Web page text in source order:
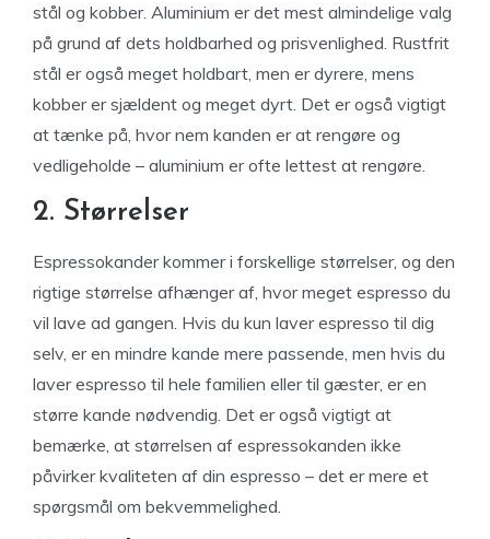
stål og kobber. Aluminium er det mest almindelige valg
på grund af dets holdbarhed og prisvenlighed. Rustfrit
stål er også meget holdbart, men er dyrere, mens
kobber er sjældent og meget dyrt. Det er også vigtigt
at tænke på, hvor nem kanden er at rengøre og
vedligeholde – aluminium er ofte lettest at rengøre.
2. Størrelser
Espressokander kommer i forskellige størrelser, og den
rigtige størrelse afhænger af, hvor meget espresso du
vil lave ad gangen. Hvis du kun laver espresso til dig
selv, er en mindre kande mere passende, men hvis du
laver espresso til hele familien eller til gæster, er en
større kande nødvendig. Det er også vigtigt at
bemærke, at størrelsen af espressokanden ikke
påvirker kvaliteten af din espresso – det er mere et
spørgsmål om bekvemmelighed.